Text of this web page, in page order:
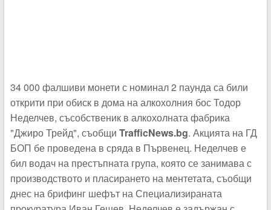
34 000 фалшиви монети с номинал 2 паунда са били
открити при обиск в дома на алкохолния бос Тодор
Неделчев, съсобственик в алкохолната фабрика
"Джиро Трейд", съобщи TrafficNews.bg. Акцията на ГД
БОП бе проведена в сряда в Първенец. Неделчев е
бил водач на престъпната група, която се занимава с
производството и пласирането на ментетата, съобщи
днес на брифинг шефът на Специализираната